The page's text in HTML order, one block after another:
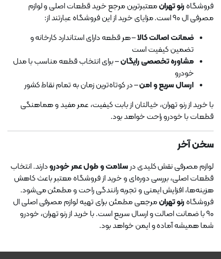
فروشگاه رنو تهرانمعتبرترین مرجع خرید قطعات اصلی و لوازم
مصرفی ال ۹۰ است. مزایای خرید از این فروشگاه عبارتند از:
ضمانت اصالت کالا– هر قطعه دارای استاندارد کارخانه و
تضمین کیفیت است
مشاوره تخصصی رایگان– برای انتخاب قطعه مناسب با مدل
خودرو
ارسال سریع و امن– در کوتاه‌ترین زمان به تمام نقاط کشور
با خرید از رنو تهران، خیالتان از بابت کیفیت، عمر مفید و هماهنگی
قطعات با خودرو راحت خواهد بود.
سخن آخر
لوازم مصرفی نقش کلیدی درسلامت و طول عمر خودرودارند. انتخاب
قطعات اصلی، بررسی دوره‌ای و خرید از فروشگاه معتبر باعث کاهش
هزینه‌ها، افزایش ایمنی و تجربه رانندگی راحت و مطمئن می‌شود.
فروشگاه رنو تهرانمرجعی مطمئن برای تهیه لوازم مصرفی اصلی ال
۹۰ با ضمانت اصالت و ارسال سریع است. با خرید از رنو تهران، خودرو
شما همیشه آماده و ایمن خواهد بود.